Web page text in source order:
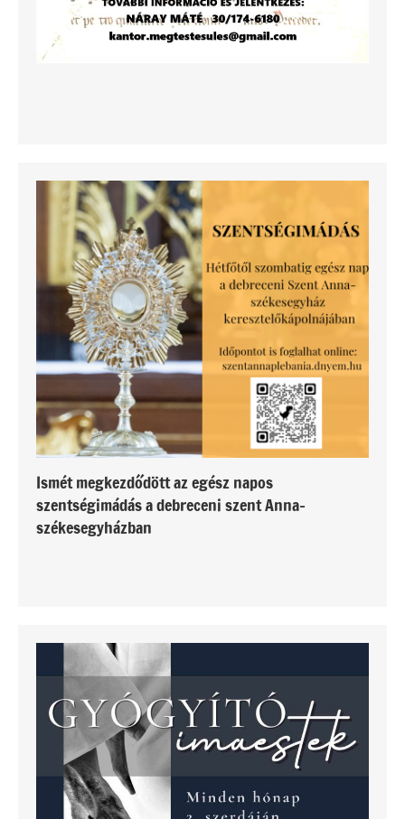
Ismét megkezdődött az egész napos
szentségimádás a debreceni szent Anna-
székesegyházban